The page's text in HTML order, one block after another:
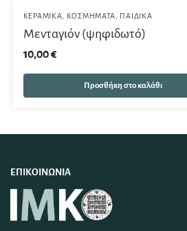
ΚΕΡΑΜΙΚΆ ΚΟΣΜΉΜΑΤΑ ΠΑΙΔΙΚΆ
Μενταγιόν (ψηφιδωτό)
10,00€
Προσθήκη στο καλάθι
ΕΠΙΚΟΙΝΩΝΊΑ